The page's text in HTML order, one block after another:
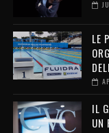
LE
IL
UN